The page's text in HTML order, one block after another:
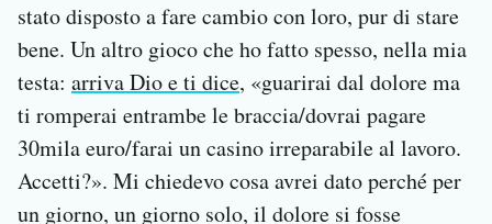
stato disposto a fare cambio con loro, pur di stare
bene. Un altro gioco che ho fatto spesso, nella mia
testa: arriva Dio e ti dice, «guarirai dal dolore ma
ti romperai entrambe le braccia/dovrai pagare
30mila euro/farai un casino irreparabile al lavoro.
Accetti?». Mi chiedevo cosa avrei dato perché per
un giorno, un giorno solo, il dolore si fosse